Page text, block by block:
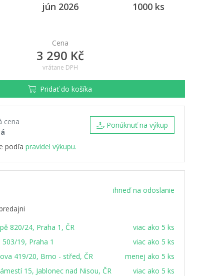
jún 2026 1000 ks
Cena
3 290 Kč
vrátane DPH
Pridať do košíka
cena
podľa pravidel výkupu.
Ponúknuť na výkup
ihneď na odoslanie
820/24, Praha 1, ČR
viac ako 5 ks
503/19, Praha 1
viac ako 5 ks
419/20, Brno - střed, ČR
menej ako 5 ks
15, Jablonec nad Nisou, ČR
viac ako 5 ks